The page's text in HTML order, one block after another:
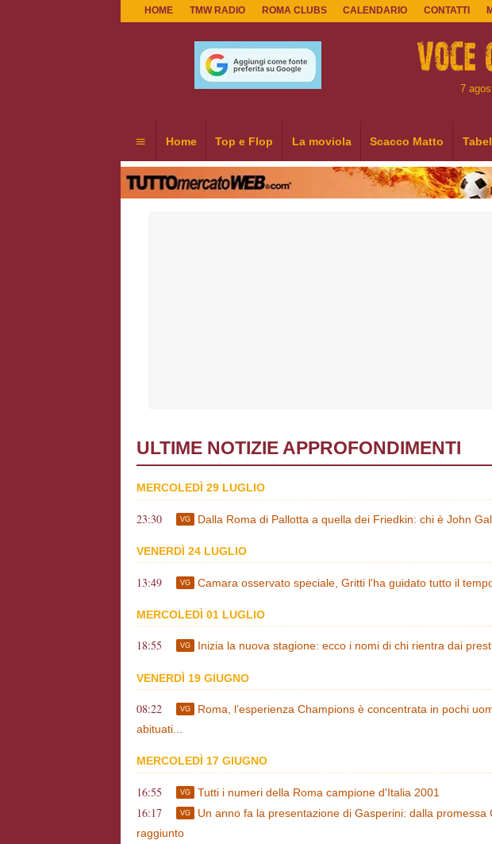
HOME TMW RADIO ROMA CLUBS CALENDARIO CONTATTI
7
Home Top e Flop La moviola Scacco Matto
ULTIME NOTIZIE APPROFONDIMENTI
MERCOLEDÌ 29 LUGLIO
23:30 VG Dalla Roma di Pallotta a quella dei Friedkin: chi è John
VENERDÌ 24 LUGLIO
13:49 VG Camara osservato speciale, Gritti l'ha guidato tutto il
MERCOLEDÌ 01 LUGLIO
18:55 VG Inizia la nuova stagione: ecco i nomi di chi rientra dai
VENERDÌ 19 GIUGNO
08:22 VG
Roma, l’esperienza Champions è concentrata in pochi
abituati...
MERCOLEDÌ 17 GIUGNO
16:55 VG Tutti i numeri della Roma campione d'Italia 2001
16:17 VG
Un anno fa la presentazione di Gasperini: dalla promessa
raggiunto